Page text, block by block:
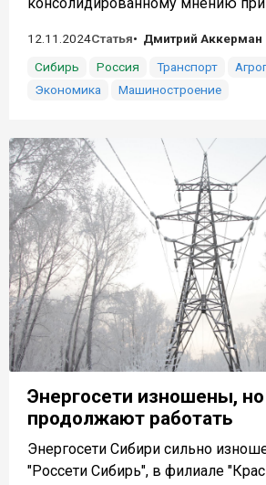
12.11.2024Статья
Дмитрий Аккерман
Сибирь
Россия Транспорт
Экономика
Машиностроение
Энергосети изношены, но
продолжают работать
Энергосети Сибири сильно
"Россети Сибирь", в филиале